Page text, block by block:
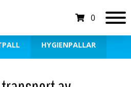
0
HYGIENPALLAR